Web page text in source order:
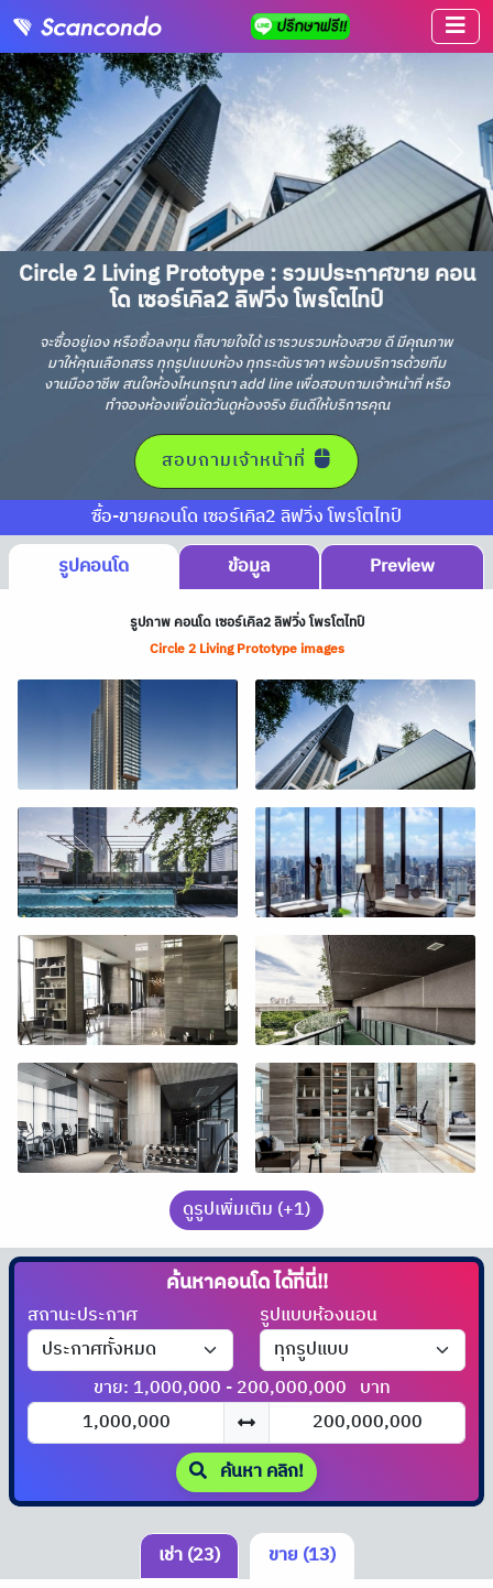
Circle 2 Living Prototype : รวมประกาศขาย คอน
โด เซอร์เคิล2 ลิฟวิ่ง โพรโตไทป์
จะซื้ออยู่เอง หรือซื้อลงทุน ก็สบายใจได้ เรารวบรวมห้องสวย ดี มีคุณภาพ
มาให้คุณเลือกสรร ทุกรูปแบบห้อง ทุกระดับราคา พร้อมบริการด้วยทีม
งานมืออาชีพ สนใจห้องไหนกรุณา add line เพื่อสอบถามเจ้าหน้าที่ หรือ
ทำจองห้องเพื่อนัดวันดูห้องจริง ยินดีให้บริการคุณ
สอบถามเจ้าหน้าที่
ซื้อ-ขายคอนโด เซอร์เคิล2 ลิฟวิ่ง โพรโตไทป์
รูปคอนโด
ข้อมูล Preview
รูปภาพ คอนโด เซอร์เคิล2 ลิฟวิ่ง โพรโตไทป์
Circle 2 Living Prototype images
ดูรูปเพิ่มเติม (+1)
ค้นหาคอนโดได้ที่นี่!!
สถานะประกาศ รูปแบบห้องนอน
ขาย: 1,000,000 - 200,000,000 บาท
ค้นหา คลิก!
เช่า (23) ขาย (13)